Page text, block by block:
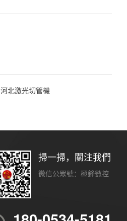
河北激光切管機
掃一掃，關注我們
微信公眾號：極鋒數控